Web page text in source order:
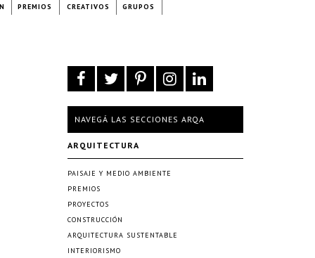
PREMIOS CREATIVOS GRUPOS
NAVEGÁ LAS SECCIONES ARQA
ARQUITECTURA
PAISAJE Y MEDIO AMBIENTE
PREMIOS
PROYECTOS
CONSTRUCCIÓN
ARQUITECTURA SUSTENTABLE
INTERIORISMO